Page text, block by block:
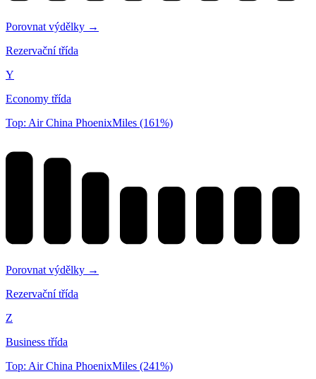
Porovnat výdělky →
Rezervační třída
Y
Economy třída
Top: Air China PhoenixMiles (161%)
Porovnat výdělky →
Rezervační třída
Z
Business třída
Top: Air China PhoenixMiles (241%)